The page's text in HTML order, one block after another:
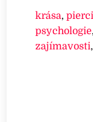
krása,
psychologie
zajímavosti